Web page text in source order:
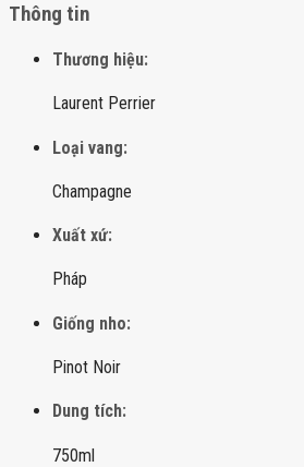
Thông tin
Thương hiệu:
Laurent Perrier
Loại vang:
Champagne
Xuất xứ:
Pháp
Giống nho:
Pinot Noir
Dung tích:
750ml